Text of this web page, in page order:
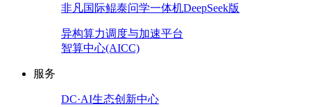
非凡国际鲲泰问学一体机DeepSeek版
异构算力调度与加速平台
智算中心(AICC)
服务
DC·AI生态创新中心